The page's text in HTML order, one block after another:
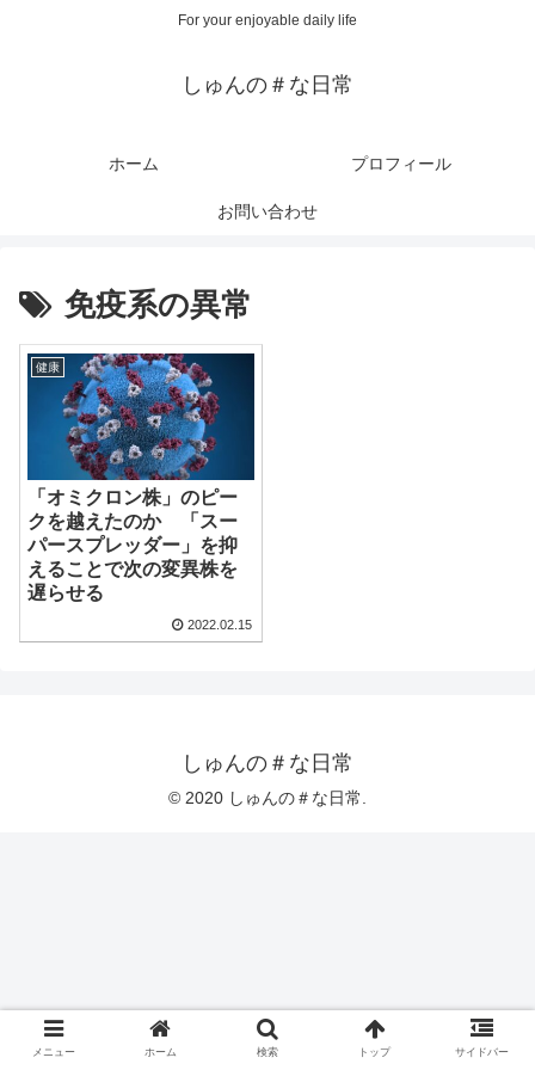
For your enjoyable daily life
しゅんの＃な日常
ホーム プロフィール
お問い合わせ
免疫系の異常
健康
「オミクロン株」のピー
クを越えたのか 「スー
パースプレッダー」を抑
えることで次の変異株を
遅らせる
2022.02.15
しゅんの＃な日常
© 2020 しゅんの＃な日常.
メニュー ホーム 検索 トップ サイドバー